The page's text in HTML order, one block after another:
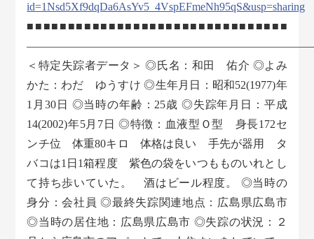
id=1Nsd5Xf9dqDa6AsYv5_4VspEFmeNh95qS&usp=sharing
■■■■■■■■■■■■■■■■■■■■■■■■■■■■■■■■
＜特定失踪者データ＞ ◎氏名：和田 佑介 ◎よみ
かた：わだ ゆうすけ ◎生年月日：昭和52(1977)年
1月30日 ◎当時の年齢：25歳 ◎失踪年月日：平成
14(2002)年5月7日 ◎特徴：血液型Ｏ型 身長172セ
ンチ位 体重80キロ 体格は良い 手先が器用 タ
バコは1日1箱程度 紫色の袋をいつもものいれとし
て持ち歩いていた。 酒はビール程度。 ◎当時の
身分：会社員 ◎最終失踪関連地点：広島県広島市
◎当時の居住地：広島県広島市 ◎失踪の状況：２